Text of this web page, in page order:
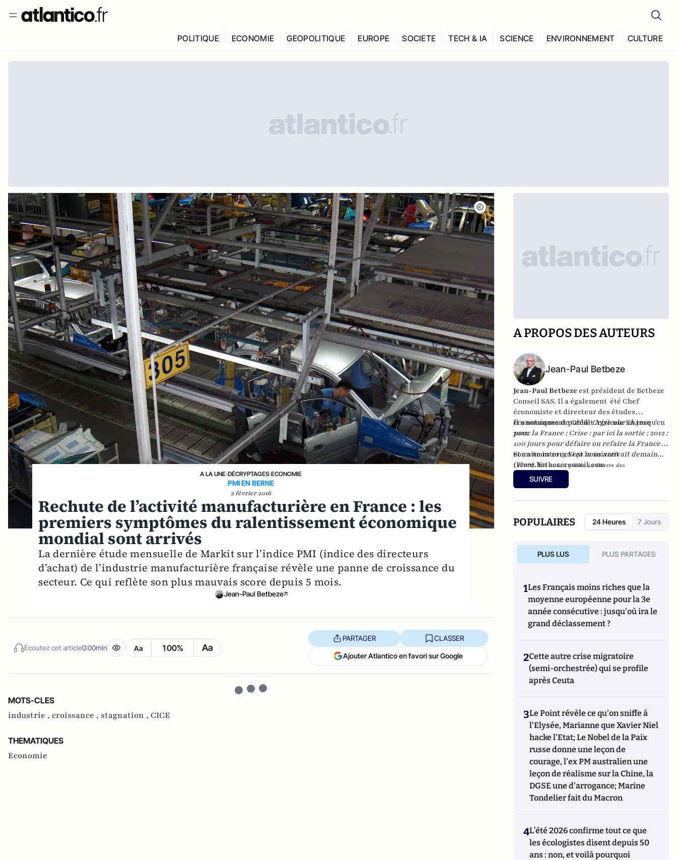
POLITIQUE ECONOMIE GEOPOLITIQUE EUROPE SOCIETE TECH & IA SCIENCE ENVIRONNEMENT CULTURE
A LA UNE›DÉCRYPTAGES›ECONOMIE
PMI EN BERNE
2 février 2016
Rechute de l’activité manufacturière en France : les
premiers symptômes du ralentissement économique
mondial sont arrivés
La dernière étude mensuelle de Markit sur l’indice PMI (indice des directeurs
d’achat) de l’industrie manufacturière française révèle une panne de croissance du
secteur. Ce qui reflète son plus mauvais score depuis 5 mois.
Jean-Paul Betbeze
Écoutez cet article0:00min Aa 100% Aa
PARTAGER CLASSER
Ajouter Atlantico en favori sur Google
MOTS-CLES
industrie , croissance , stagnation , CICE
THEMATIQUES
Economie
A PROPOS DES AUTEURS
Jean-Paul Betbeze
Jean-Paul Betbeze est président de Betbeze
Conseil SAS. Il a également été Chef
économiste et directeur des études
économiques de Crédit Agricole SA jusqu'en
2012.
Il a notamment publiéCrise une chance
pour la France ;Crise : par ici la sortie ;2012 :
100 jours pour défaire ou refaire la France,
et en mars 2013Si ça nous arrivait demain...
(Plon). En2016, il publieLa Guerre des
Mondialisations
France, ce malade imaginaire" chez le même
Son site internet est le suivant
:www.betbezeconseil.com
SUIVRE
POPULAIRES 24 Heures 7 Jours
PLUS LUS PLUS PARTAGES
1Les Français moins riches que la
moyenne européenne pour la 3e
année consécutive : jusqu'où ira le
grand déclassement ?
2Cette autre crise migratoire
(semi-orchestrée) qui se profile
après Ceuta
3Le Point révèle ce qu'on sniffe à
l'Elysée, Marianne que Xavier Niel
hacke l'Etat; Le Nobel de la Paix
russe donne une leçon de
courage, l'ex PM australien une
leçon de réalisme sur la Chine, la
DGSE une d'arrogance; Marine
Tondelier fait du Macron
4L’été 2026 confirme tout ce que
les écologistes disent depuis 50
ans : non, et voilà pourquoi